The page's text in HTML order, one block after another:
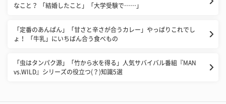
なこと？ 「結婚したこと」「大学受験で……」
「定番のあんぱん」「甘さと辛さが合うカレー」やっぱりこれでし
ょ！ 「牛乳」にいちばん合う食べもの
「虫はタンパク源」「竹から水を得る」人気サバイバル番組『MAN
vs.WILD』シリーズの役立つ(？)知識5選